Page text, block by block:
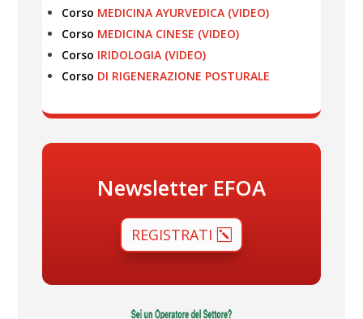
Corso MEDICINA AYURVEDICA (VIDEO)
Corso MEDICINA CINESE (VIDEO)
Corso IRIDOLOGIA (VIDEO)
Corso DI RIGENERAZIONE POSTURALE
Newsletter EFOA
REGISTRATI